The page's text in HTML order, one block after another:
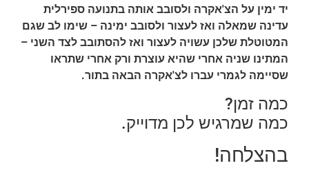
יד ימין על הצ'אקרה ולסובב אותה בתנועה ספירלית
עדינה שמאלה ואז לעצור ולסובב ימינה – שימו לב שגם
המטוטלת שלכן עשויה לעצור ואז להסתובב לצד השני –
המתינו שניה אחרי שהיא עוצרת ורק אחרי שתראו
שסיימה לגמרי עברו לצ'אקרה הבאה בתור.
כמה זמן?
כמה שמרגיש לכן מדוייק.
בהצלחה!